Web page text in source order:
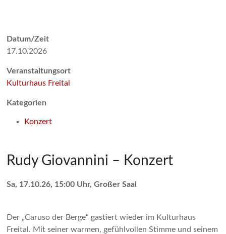
Datum/Zeit
17.10.2026
Veranstaltungsort
Kulturhaus Freital
Kategorien
Konzert
Rudy Giovannini – Konzert
Sa, 17.10.26, 15:00 Uhr, Großer Saal
Der „Caruso der Berge“ gastiert wieder im Kulturhaus
Freital. Mit seiner warmen, gefühlvollen Stimme und seinem